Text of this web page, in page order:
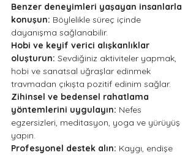
Benzer deneyimleri yaşayan insanlarla
konuşun: Böylelikle süreç içinde
dayanışma sağlanabilir.
Hobi ve keyif verici alışkanlıklar
oluşturun: Sevdiğiniz aktiviteler yapmak,
hobi ve sanatsal uğraşlar edinmek
travmadan çıkışta pozitif edinim sağlar.
Zihinsel ve bedensel rahatlama
yöntemlerini uygulayın: Nefes
egzersizleri, meditasyon, yoga ve yürüyüş
yapın.
Profesyonel destek alın: Kaygı, endişe